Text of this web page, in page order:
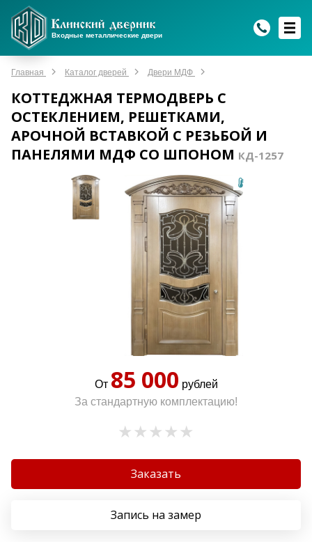
Входные металлические двери
Главная Каталог дверей Двери МДФ
КОТТЕДЖНАЯ ТЕРМОДВЕРЬ С
ОСТЕКЛЕНИЕМ, РЕШЕТКАМИ,
АРОЧНОЙ ВСТАВКОЙ С РЕЗЬБОЙ И
ПАНЕЛЯМИ МДФ СО ШПОНОМ КД-1257
От 85 000 рублей
За стандартную комплектацию!
Заказать
Запись на замер
Max
Мы онлайн!
WhatsApp
Мы онлайн!
Telegram
Мы онлайн!
Max
Мы онлайн!
WhatsApp
Мы онлайн!